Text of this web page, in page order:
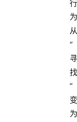
行
为
从
“
寻
找
”
变
为